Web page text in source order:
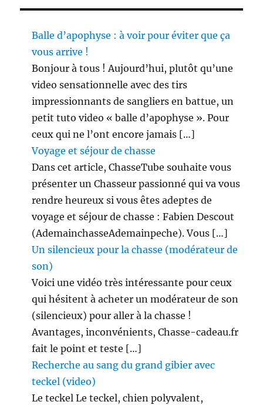
Balle d’apophyse : à voir pour éviter que ça
vous arrive !
Bonjour à tous ! Aujourd’hui, plutôt qu’une
video sensationnelle avec des tirs
impressionnants de sangliers en battue, un
petit tuto video « balle d’apophyse ». Pour
ceux qui ne l’ont encore jamais […]
Voyage et séjour de chasse
Dans cet article, ChasseTube souhaite vous
présenter un Chasseur passionné qui va vous
rendre heureux si vous êtes adeptes de
voyage et séjour de chasse : Fabien Descout
(AdemainchasseAdemainpeche). Vous […]
Un silencieux pour la chasse (modérateur de
son)
Voici une vidéo très intéressante pour ceux
qui hésitent à acheter un modérateur de son
(silencieux) pour aller à la chasse !
Avantages, inconvénients, Chasse-cadeau.fr
fait le point et teste […]
Recherche au sang du grand gibier avec
teckel (video)
Le teckel Le teckel, chien polyvalent,